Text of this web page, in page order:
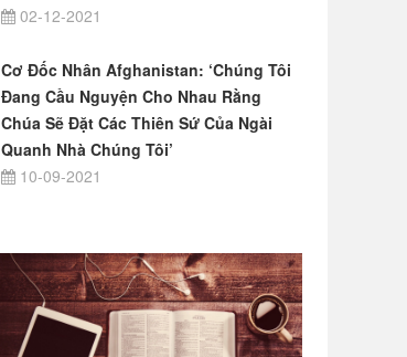
02-12-2021
Cơ Đốc Nhân Afghanistan: ‘Chúng Tôi
Đang Cầu Nguyện Cho Nhau Rằng
Chúa Sẽ Đặt Các Thiên Sứ Của Ngài
Quanh Nhà Chúng Tôi’
10-09-2021